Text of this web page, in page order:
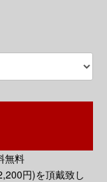
無料
円)を頂戴致し